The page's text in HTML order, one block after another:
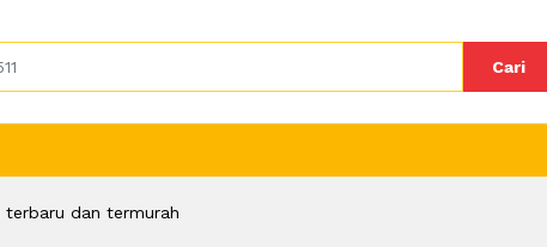
Cari
terbaru dan termurah